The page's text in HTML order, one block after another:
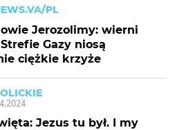
PL
Jerozolimy: wierni
Gazy niosą
ciężkie krzyże
Jezus tu był. I my